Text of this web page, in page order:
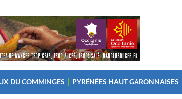
DU COMMINGES PYRÉNÉES HAUT GARONNAISES